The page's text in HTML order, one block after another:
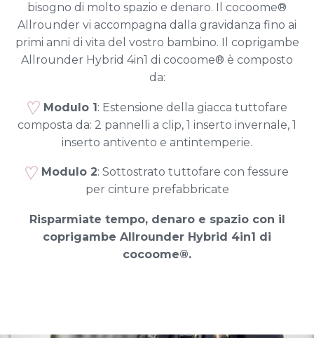
bisogno di molto spazio e denaro. Il cocoome®
Allrounder vi accompagna dalla gravidanza fino ai
primi anni di vita del vostro bambino. Il coprigambe
Allrounder Hybrid 4in1 di cocoome® è composto
da:
Modulo 1: Estensione della giacca tuttofare
composta da: 2 pannelli a clip, 1 inserto invernale, 1
inserto antivento e antintemperie.
Modulo 2: Sottostrato tuttofare con fessure
per cinture prefabbricate
Risparmiate tempo, denaro e spazio con il
coprigambe Allrounder Hybrid 4in1 di
cocoome®.